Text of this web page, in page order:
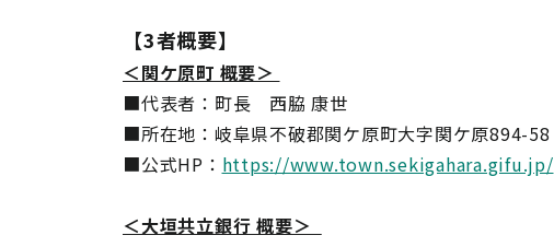
【3者概要】
＜関ケ原町 概要＞
■代表者：町長 西脇 康世
■所在地：岐阜県不破郡関ケ原町大字関ケ原894-58
■公式HP： https://www.town.sekigahara.gifu.jp/
＜大垣共立銀行 概要＞